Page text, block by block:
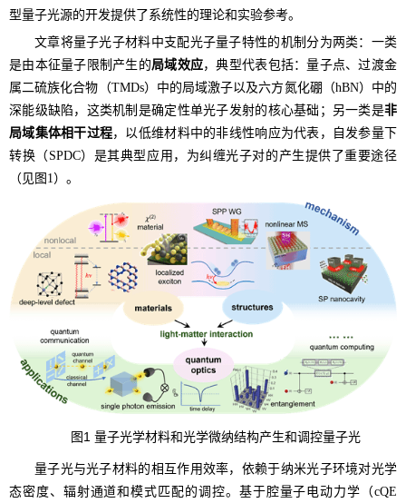
型量子光源的开发提供了系统性的理论和实验参考。
文章将量子光子材料中支配光子量子特性的机制分为两类：一类
是由本征量子限制产生的局域效应，典型代表包括：量子点、过渡金
属二硫族化合物 （TMDs） 中的局域激子以及六方氮化硼 （hBN） 中的
深能级缺陷，这类机制是确定性单光子发射的核心基础；另一类是非
局域集体相干过程，以低维材料中的非线性响应为代表，自发参量下
转换 （SPDC） 是其典型应用，为纠缠光子对的产生提供了重要途径
（见图 1）。
图1 量子光学材料和光学微纳结构产生和调控量子光
量子光与光子材料的相互作用效率，依赖于纳米光子环境对光学
态密度、辐射通道和模式匹配的调控。基于腔量子电动力学 （cQE